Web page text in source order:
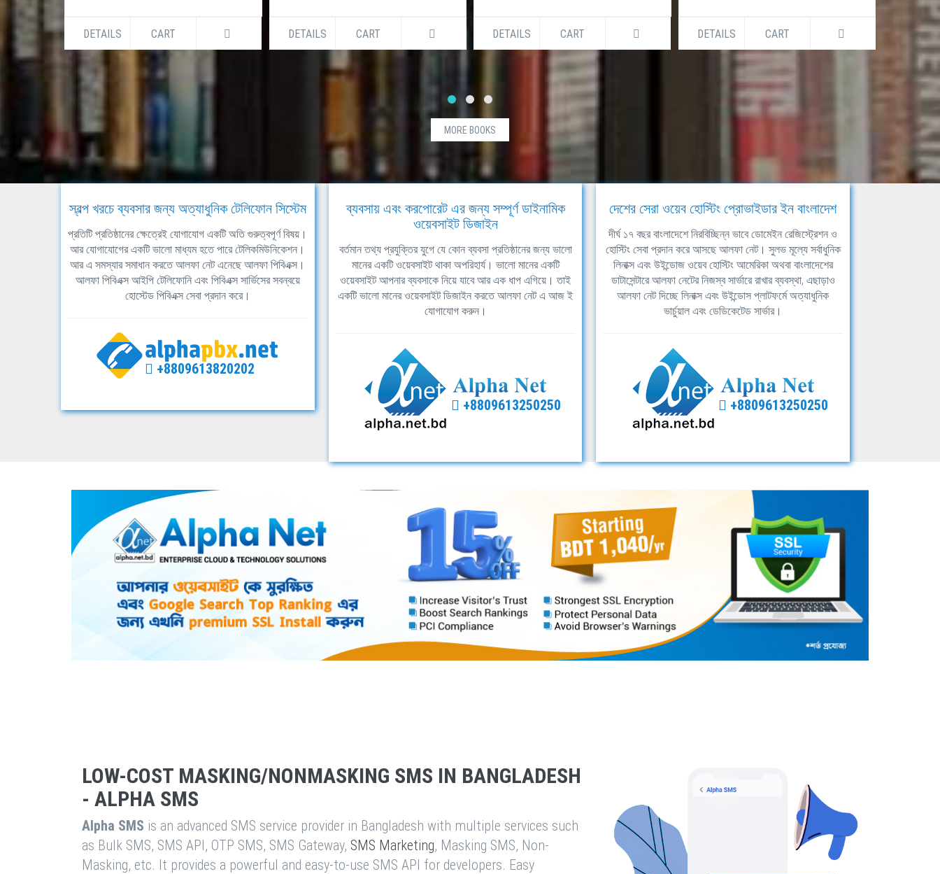
DETAILS CART DETAILS CART DETAILS CART DETAILS CART DETAILS
MORE BOOKS
স্বল্প খরচে ব্যবসার জন্য অত্যাধুনিক টেলিফোন সিস্টেম
প্রতিটি প্রতিষ্ঠানের ক্ষেত্রেই যোগাযোগ একটি অতি গুরুত্বপূর্ণ বিষয়।
আর যোগাযোগের একটি ভালো মাধ্যম হতে পারে টেলিকমিউনিকেশন।
আর এ সমস্যার সমাধান করতে আলফা নেট এনেছে আলফা পিবিএক্স।
আলফা পিবিএক্স আইপি টেলিফোনি এবং পিবিএক্স সার্ভিসের সবন্বয়ে
হোস্টেড পিবিএক্স সেবা প্রদান করে।
+8809613820202
ব্যবসায় এবং করপোরেট এর জন্য সম্পূর্ণ ডাইনামিক
ওয়েবসাইট ডিজাইন
বর্তমান তথ্য প্রযুক্তির যুগে যে কোন ব্যবসা প্রতিষ্ঠানের জন্য ভালো
মানের একটি ওয়েবসাইট থাকা অপরিহার্য। ভালো মানের একটি
ওয়েবসাইট আপনার ব্যবসাকে নিয়ে যাবে আর এক ধাপ এগিয়ে। তাই
একটি ভালো মানের ওয়েবসাইট ডিজাইন করতে আলফা নেট এ আজ ই
যোগাযোগ করুন।
+8809613250250
দেশের সেরা ওয়েব হোস্টিং প্রোভাইডার ইন বাংলাদেশ
দীর্ঘ ১৭ বছর বাংলাদেশে নিরবিচ্ছিন্ন ভাবে ডোমেইন রেজিস্ট্রেশন ও
হোস্টিং সেবা প্রদান করে আসছে আলফা নেট। সুলভ মূল্যে সর্বাধুনিক
লিনাক্স এবং উইন্ডোজ ওয়েব হোস্টিং আমেরিকা অথবা বাংলাদেশের
ডাটাসেন্টারে আলফা নেটের নিজস্ব সার্ভারে রাখার ব্যবস্থা, এছাড়াও
আলফা নেট দিচ্ছে লিনাক্স এবং উইন্ডোস প্লাটফর্মে অত্যাধুনিক
ভার্চুয়াল এবং ডেডিকেটেড সার্ভার।
+8809613250250
LOW-COST MASKING/NONMASKING SMS IN BANGLADESH
- ALPHA SMS
Alpha SMS is an advanced SMS service provider in Bangladesh with multiple services such
as Bulk SMS, SMS API, OTP SMS, SMS Gateway, SMS Marketing, Masking SMS, Non-
Masking, etc. It provides a powerful and easy-to-use SMS API for developers. Easy